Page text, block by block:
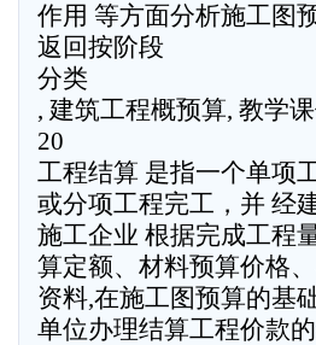
作用 等方面分析施工图
返回按阶段
分类
, 建筑工程概预算, 教学
20
工程结算 是指一个单项
或分项工程完工，并 经
施工企业 根据完成工程
算定额、材料预算价格
资料,在施工图预算的基
单位办理结算工程价款